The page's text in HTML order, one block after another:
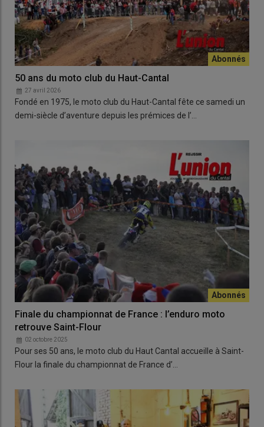
50 ans du moto club du Haut-Cantal
27 avril 2026
Fondé en 1975, le moto club du Haut-Cantal fête ce samedi un
demi-siècle d’aventure depuis les prémices de l’…
Finale du championnat de France : l’enduro moto
retrouve Saint-Flour
02 octobre 2025
Pour ses 50 ans, le moto club du Haut Cantal accueille à Saint-
Flour la finale du championnat de France d’…